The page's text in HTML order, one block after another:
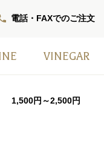
電話・FAXでのご注文
VINEGAR
1,500円～2,500円